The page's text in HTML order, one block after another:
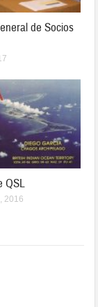
de Socios
QSL
2016